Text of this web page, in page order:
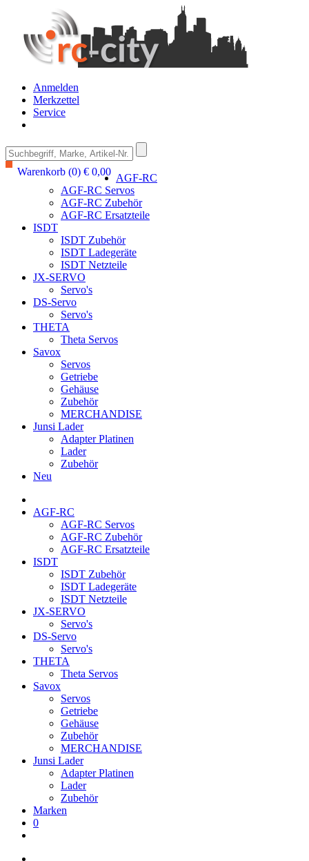
Anmelden
Merkzettel
Service
Warenkorb (0) € 0,00
AGF-RC
AGF-RC Servos
AGF-RC Zubehör
AGF-RC Ersatzteile
ISDT
ISDT Zubehör
ISDT Ladegeräte
ISDT Netzteile
JX-SERVO
Servo's
DS-Servo
Servo's
THETA
Theta Servos
Savox
Servos
Getriebe
Gehäuse
Zubehör
MERCHANDISE
Junsi Lader
Adapter Platinen
Lader
Zubehör
Neu
AGF-RC
AGF-RC Servos
AGF-RC Zubehör
AGF-RC Ersatzteile
ISDT
ISDT Zubehör
ISDT Ladegeräte
ISDT Netzteile
JX-SERVO
Servo's
DS-Servo
Servo's
THETA
Theta Servos
Savox
Servos
Getriebe
Gehäuse
Zubehör
MERCHANDISE
Junsi Lader
Adapter Platinen
Lader
Zubehör
Marken
0